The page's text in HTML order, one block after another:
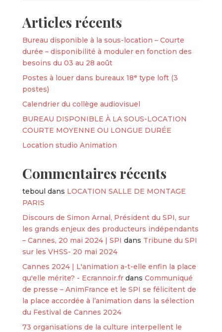
Articles récents
Bureau disponible à la sous-location – Courte
durée – disponibilité à moduler en fonction des
besoins du 03 au 28 août
Postes à louer dans bureaux 18ᵉ type loft (3
postes)
Calendrier du collège audiovisuel
BUREAU DISPONIBLE À LA SOUS-LOCATION
COURTE MOYENNE OU LONGUE DURÉE
Location studio Animation
Commentaires récents
teboul dans LOCATION SALLE DE MONTAGE
PARIS
Discours de Simon Arnal, Président du SPI, sur
les grands enjeux des producteurs indépendants
– Cannes, 20 mai 2024 | SPI dans Tribune du SPI
sur les VHSS- 20 mai 2024
Cannes 2024 | L'animation a-t-elle enfin la place
qu'elle mérite? - Ecrannoir.frdans Communiqué
de presse – AnimFrance et le SPI se félicitent de
la place accordée à l’animation dans la sélection
du Festival de Cannes 2024
73 organisations de la culture interpellent le